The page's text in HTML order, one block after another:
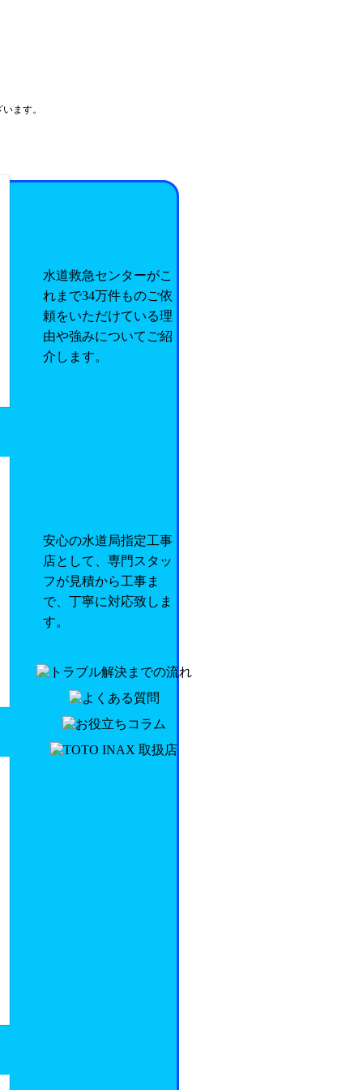
ます。
水道救急センターがこ
れまで34万件ものご依
頼をいただけている理
由や強みについてご紹
介します。
安心の水道局指定工事
店として、専門スタッ
フが見積から工事ま
で、丁寧に対応致しま
す。